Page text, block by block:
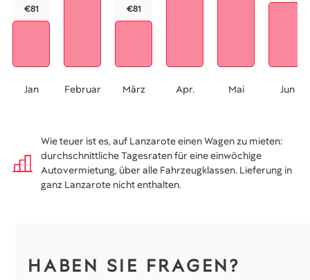
€81 €81
Jan Februar März Apr. Mai Jun
Wie teuer ist es, auf Lanzarote einen Wagen zu mieten:
durchschnittliche Tagesraten für eine einwöchige
Autovermietung, über alle Fahrzeugklassen. Lieferung in
ganz Lanzarote nicht enthalten.
HABEN SIE FRAGEN?